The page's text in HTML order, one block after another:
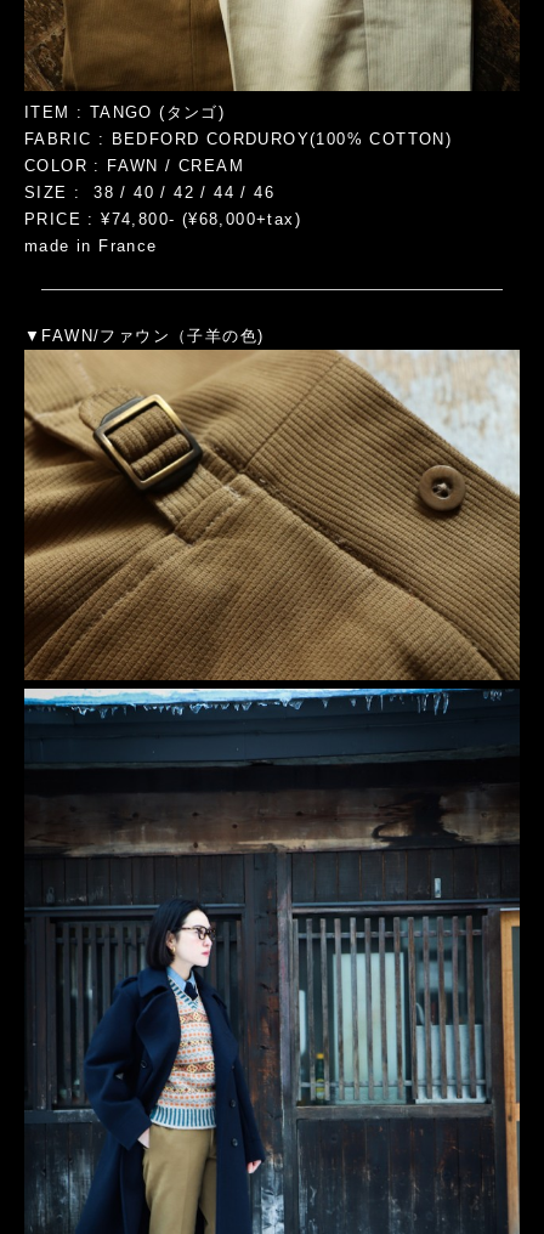
ITEM : TANGO (タンゴ)
FABRIC : BEDFORD CORDUROY(100% COTTON)
COLOR : FAWN / CREAM
SIZE : 38 / 40 / 42 / 44 / 46
PRICE : ¥74,800- (¥68,000+tax)
made in France
▼ FAWN/ファウン（子羊の色)